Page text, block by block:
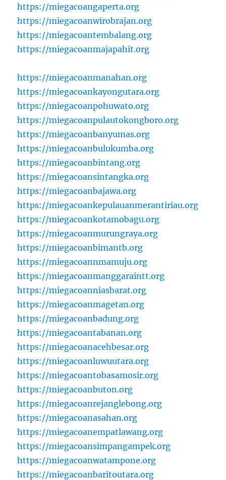
https://miegacoangaperta.org
https://miegacoanwirobrajan.org
https://miegacoantembalang.org
https://miegacoanmajapahit.org
https://miegacoanmanahan.org
https://miegacoankayongutara.org
https://miegacoanpohuwato.org
https://miegacoanpulautokongboro.org
https://miegacoanbanyumas.org
https://miegacoanbulukumba.org
https://miegacoanbintang.org
https://miegacoansintangka.org
https://miegacoanbajawa.org
https://miegacoankepulauanmerantiriau.org
https://miegacoankotamobagu.org
https://miegacoanmurungraya.org
https://miegacoanbimantb.org
https://miegacoannmamuju.org
https://miegacoanmanggaraintt.org
https://miegacoanniasbarat.org
https://miegacoanmagetan.org
https://miegacoanbadung.org
https://miegacoantabanan.org
https://miegacoanacehbesar.org
https://miegacoanluwuutara.org
https://miegacoantobasamosir.org
https://miegacoanbuton.org
https://miegacoanrejanglebong.org
https://miegacoanasahan.org
https://miegacoanempatlawang.org
https://miegacoansimpangampek.org
https://miegacoanwatampone.org
https://miegacoanbaritoutara.org